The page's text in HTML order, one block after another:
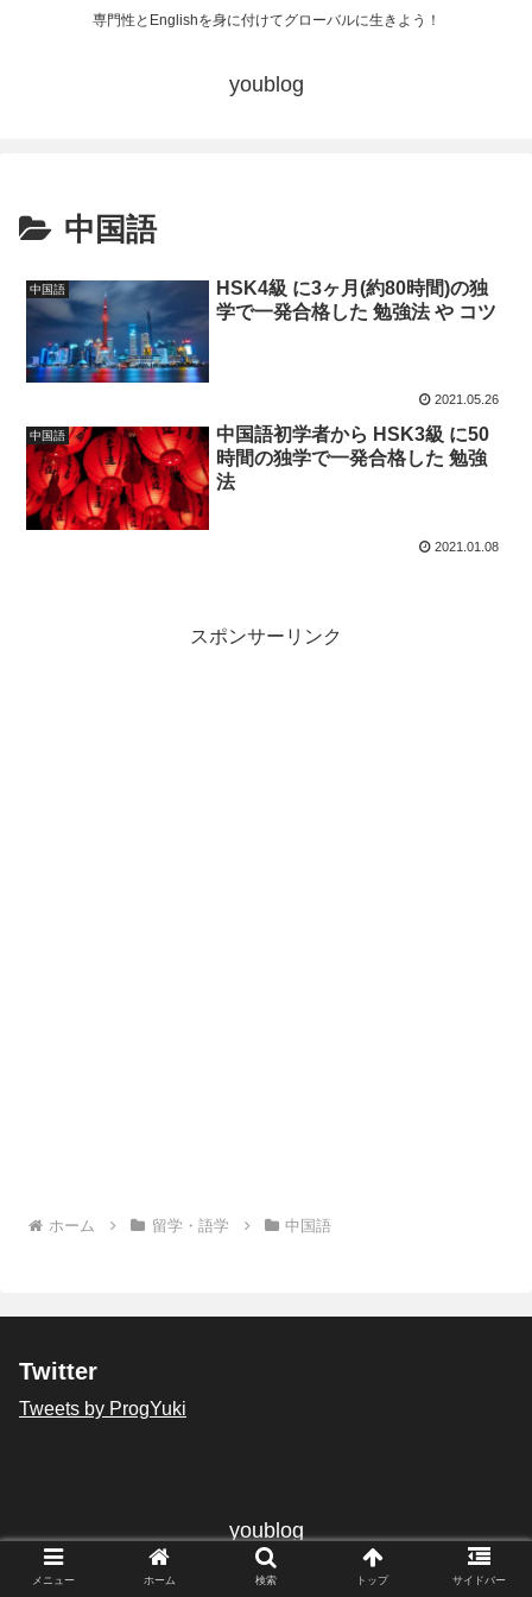
専門性とEnglishを身に付けてグローバルに生きよう！
youblog
中国語
中国語
HSK4級 に3ヶ月(約80時間)の独
学で一発合格した 勉強法 や コツ
2021.05.26
中国語
中国語初学者から HSK3級 に50
時間の独学で一発合格した 勉強
法
2021.01.08
スポンサーリンク
ホーム 留学・語学 中国語
Twitter
Tweets by ProgYuki
youblog
© 2019 youblog.
メニュー ホーム 検索 トップ サイドバー